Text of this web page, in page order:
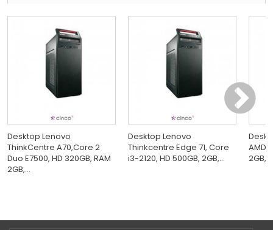
Desktop Lenovo
ThinkCentre A70,Core 2
Duo E7500, HD 320GB, RAM
2GB,...
Desktop Lenovo
Thinkcentre Edge 71, Core
i3-2120, HD 500GB, 2GB,...
AMD
2GB,